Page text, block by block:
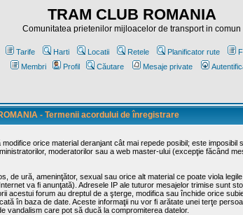
TRAM CLUB ROMANIA
Comunitatea prietenilor mijloacelor de transport in comun
Tarife Harti Locatii Retele Planificator rute
Membri
Profil Căutare Mesaje private
- Termenii acordului de înregistrare
orice material deranjant cât mai repede posibil; este
moderatorilor sau a web master-ului (excepţie făcând
de ură, ameninţător, sexual sau orice alt material ce poate viola
va fi anunţată). Adresele IP ale tuturor mesajelor trimise sunt
acestui forum au dreptul de a şterge, modifica sau închide orice
în baza de date. Aceste informaţii nu vor fi arătate unei terţe
vandalism care pot să ducă la compromiterea datelor.